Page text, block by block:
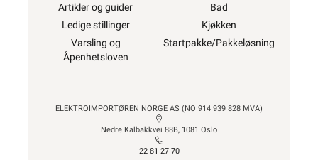
Artikler og guider
Ledige stillinger
Varsling og
Åpenhetsloven
Bad
Kjøkken
Startpakke/Pakkeløsning
ELEKTROIMPORTØREN NORGE AS (NO 914 939 828 MVA)
Nedre Kalbakkvei 88B, 1081 Oslo
22 81 27 70